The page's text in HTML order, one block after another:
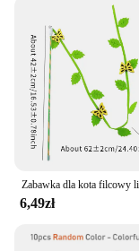
6,49zł